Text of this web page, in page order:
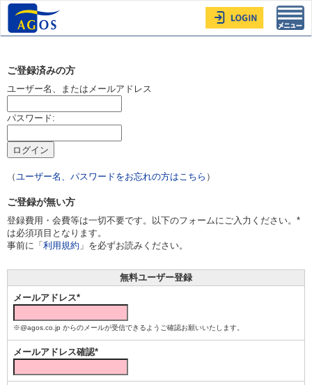
ご登録済みの方
ユーザー名、またはメールアドレス
パスワード:
（ユーザー名、パスワードをお忘れの方はこちら ）
ご登録が無い方
登録費用・会費等は一切不要です。以下のフォームにご入力ください。*
は必須項目となります。
事前に「 利用規約 」を必ずお読みください。
無料ユーザー登録
メールアドレス*
※@agos.co.jp からのメールが受信できるようご確認お願いいたします。
メールアドレス確認*